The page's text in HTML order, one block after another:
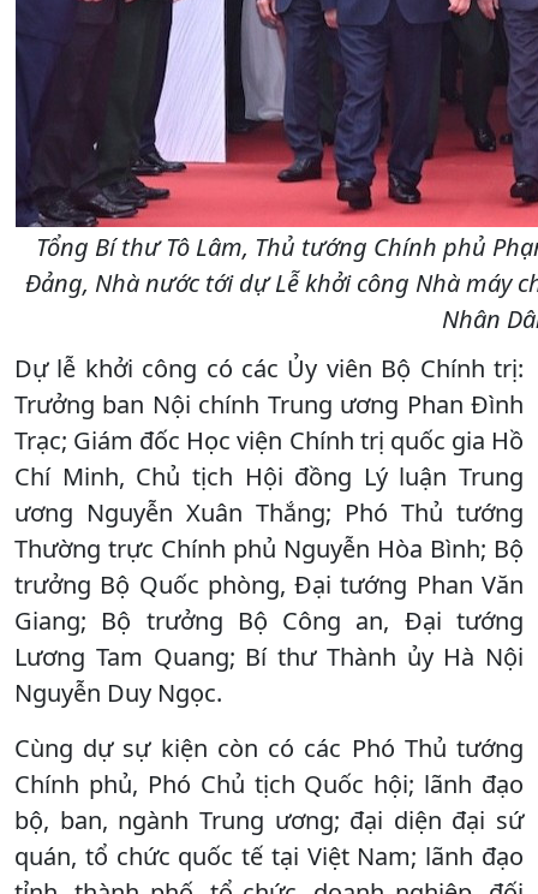
Tổng Bí thư Tô Lâm, Thủ tướng Chính phủ
Đảng, Nhà nước tới dự Lễ khởi công Nhà máy
Nhân
Dự lễ khởi công có các Ủy viên Bộ Chính trị:
Trưởng ban Nội chính Trung ương Phan Đình
Trạc; Giám đốc Học viện Chính trị quốc gia Hồ
Chí Minh, Chủ tịch Hội đồng Lý luận Trung
ương Nguyễn Xuân Thắng; Phó Thủ tướng
Thường trực Chính phủ Nguyễn Hòa Bình; Bộ
trưởng Bộ Quốc phòng, Đại tướng Phan Văn
Giang; Bộ trưởng Bộ Công an, Đại tướng
Lương Tam Quang; Bí thư Thành ủy Hà Nội
Nguyễn Duy Ngọc.
Cùng dự sự kiện còn có các Phó Thủ tướng
Chính phủ, Phó Chủ tịch Quốc hội; lãnh đạo
bộ, ban, ngành Trung ương; đại diện đại sứ
quán, tổ chức quốc tế tại Việt Nam; lãnh đạo